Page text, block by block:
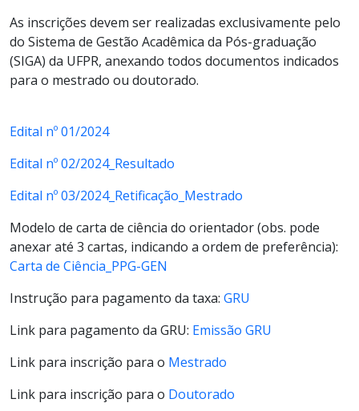
As inscrições devem ser realizadas exclusivamente pelo
do Sistema de Gestão Acadêmica da Pós-graduação
(SIGA) da UFPR, anexando todos documentos indicados
para o mestrado ou doutorado.
Edital nº 01/2024
Edital nº 02/2024_Resultado
Edital nº 03/2024_Retificação_Mestrado
Modelo de carta de ciência do orientador (obs. pode
anexar até 3 cartas, indicando a ordem de preferência):
Carta de Ciência_PPG-GEN
Instrução para pagamento da taxa: GRU
Link para pagamento da GRU: Emissão GRU
Link para inscrição para o Mestrado
Link para inscrição para o Doutorado